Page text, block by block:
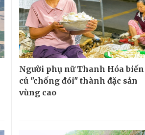
Người phụ nữ Thanh Hóa biến
củ "chống đói" thành đặc sản
vùng cao